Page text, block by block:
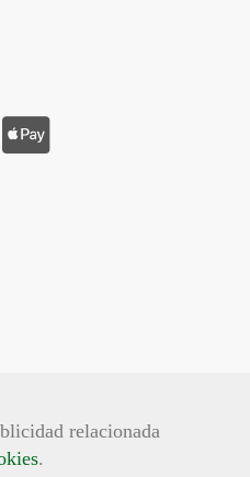
relacionada
.